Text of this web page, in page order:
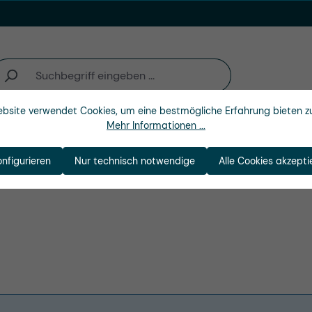
Unternehmen
verwendet Cookies, um eine bestmögliche Erfahrung bieten
Mehr Informationen ...
Nur technisch notwendige Alle Cookies